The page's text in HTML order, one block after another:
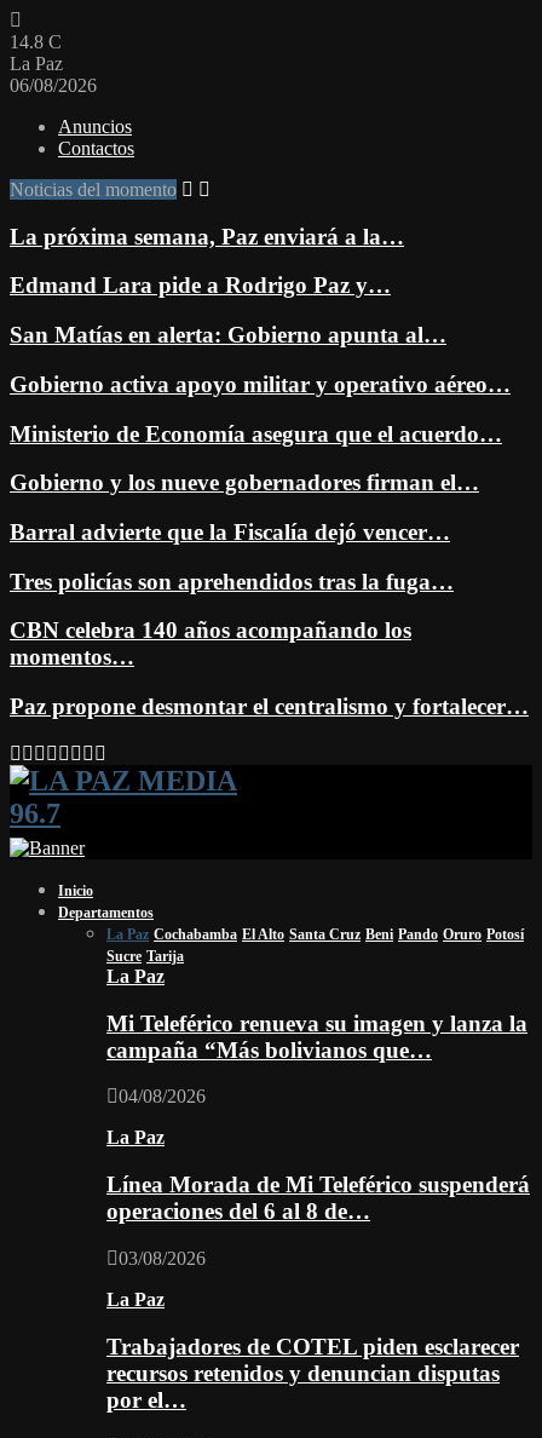
14.8 C
La Paz
06/08/2026
Anuncios
Contactos
Noticias del momento
La próxima semana, Paz enviará a la…
Edmand Lara pide a Rodrigo Paz y…
San Matías en alerta: Gobierno apunta al…
Gobierno activa apoyo militar y operativo aéreo…
Ministerio de Economía asegura que el acuerdo…
Gobierno y los nueve gobernadores firman el…
Barral advierte que la Fiscalía dejó vencer…
Tres policías son aprehendidos tras la fuga…
CBN celebra 140 años acompañando los
momentos…
Paz propone desmontar el centralismo y fortalecer…
Facebook
Twitter
Instagram
Youtube
Email
Twitch
Whatsapp
Inicio
Departamentos
La Paz Cochabamba El Alto Santa Cruz Beni Pando Oruro Potosí
Sucre Tarija
La Paz
Mi Teleférico renueva su imagen y lanza la
campaña “Más bolivianos que…
04/08/2026
La Paz
Línea Morada de Mi Teleférico suspenderá
operaciones del 6 al 8 de…
03/08/2026
La Paz
Trabajadores de COTEL piden esclarecer
recursos retenidos y denuncian disputas
por el…